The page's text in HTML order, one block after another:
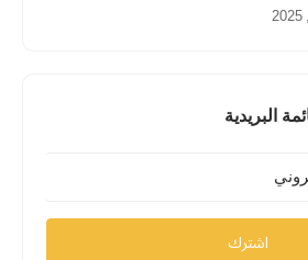
البريدية
اشترك